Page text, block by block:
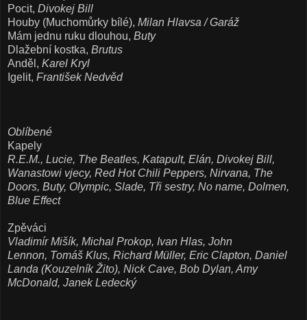
Pocit, Divokej Bill
Houby (Muchomůrky bílé), Milan Hlavsa / Garáž
Mám jednu ruku dlouhou, Buty
Dlažební kostka, Brutus
Anděl, Karel Kryl
Igelit, František Nedvěd
Oblíbené
Kapely
R.E.M., Lucie, The Beatles, Katapult, Elán, Divokej Bill,
Wanastowi vjecy, Red Hot Chili Peppers, Nirvana, The
Doors, Buty, Olympic, Slade, Tři sestry, No name, Dolmen,
Blue Effect
Zpěváci
Vladimír Mišík, Michal Prokop, Ivan Hlas, John
Lennon, Tomáš Klus, Richard Müller, Eric Clapton, Daniel
Landa (Kouzelník Žito), Nick Cave, Bob Dylan, Amy
McDonald, Janek Ledecký